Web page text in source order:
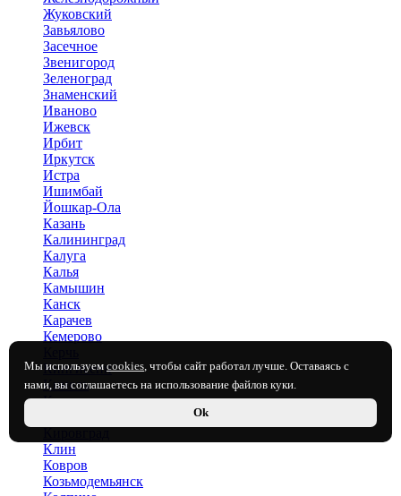
Мы используем cookies, чтобы сайт работал лучше. Оставаясь с
нами, вы соглашаетесь на использование файлов куки.
Ok
Жуковский
Завьялово
Засечное
Звенигород
Зеленоград
Знаменский
Иваново
Ижевск
Ирбит
Иркутск
Истра
Ишимбай
Йошкар-Ола
Казань
Калининград
Калуга
Калья
Камышин
Канск
Карачев
Кемерово
Кингисепп
Кинель
Киренск
Клин
Ковров
Козьмодемьянск